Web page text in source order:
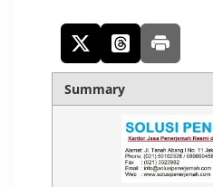
Summary